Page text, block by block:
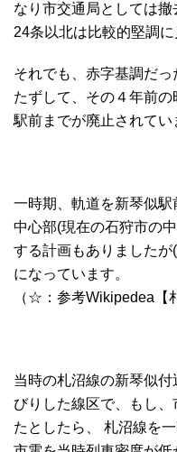
なり市交通局としては
24条以北は比較的堅調に
それでも、赤字基調だ
たずして、その４年前
駅前までが廃止されてい
一時期、軌道を新琴似
中心部(現在の石狩市の
する計画もありました
になっています。
（☆：参考Wikipedea【
当時の札沼線の新琴似
びりした線区で、もし
たとしたら、 札沼線を